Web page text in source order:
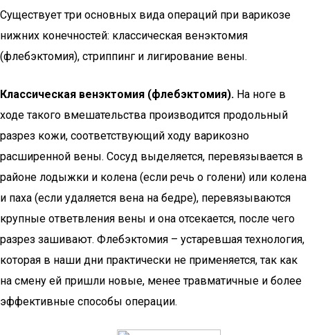
Существует три основных вида операций при варикозе
нижних конечностей: классическая венэктомия
(флебэктомия), стриппинг и лигирование вены.
Классическая венэктомия (флебэктомия). На ноге в
ходе такого вмешательства производится продольный
разрез кожи, соответствующий ходу варикозно
расширенной вены. Сосуд выделяется, перевязывается в
районе лодыжки и колена (если речь о голени) или колена
и паха (если удаляется вена на бедре), перевязываются
крупные ответвления вены и она отсекается, после чего
разрез зашивают. Флебэктомия – устаревшая технология,
которая в наши дни практически не применяется, так как
на смену ей пришли новые, менее травматичные и более
эффективные способы операции.